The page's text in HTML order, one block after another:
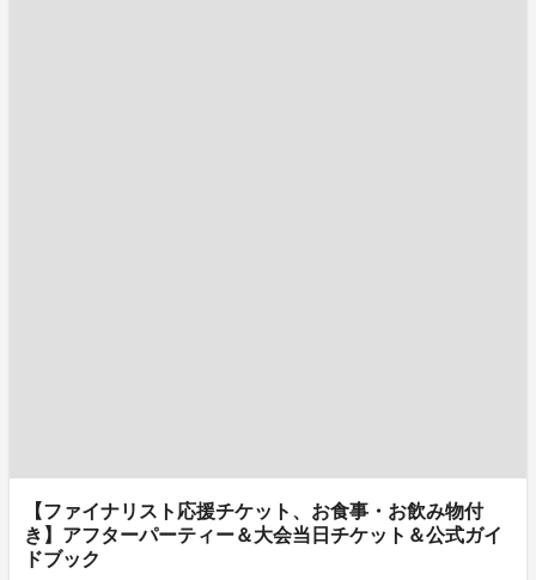
【ファイナリスト応援チケット、お食事・お飲み物付
き】アフターパーティー＆大会当日チケット＆公式ガイ
ドブック